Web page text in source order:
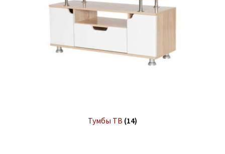
Тумбы ТВ (14)